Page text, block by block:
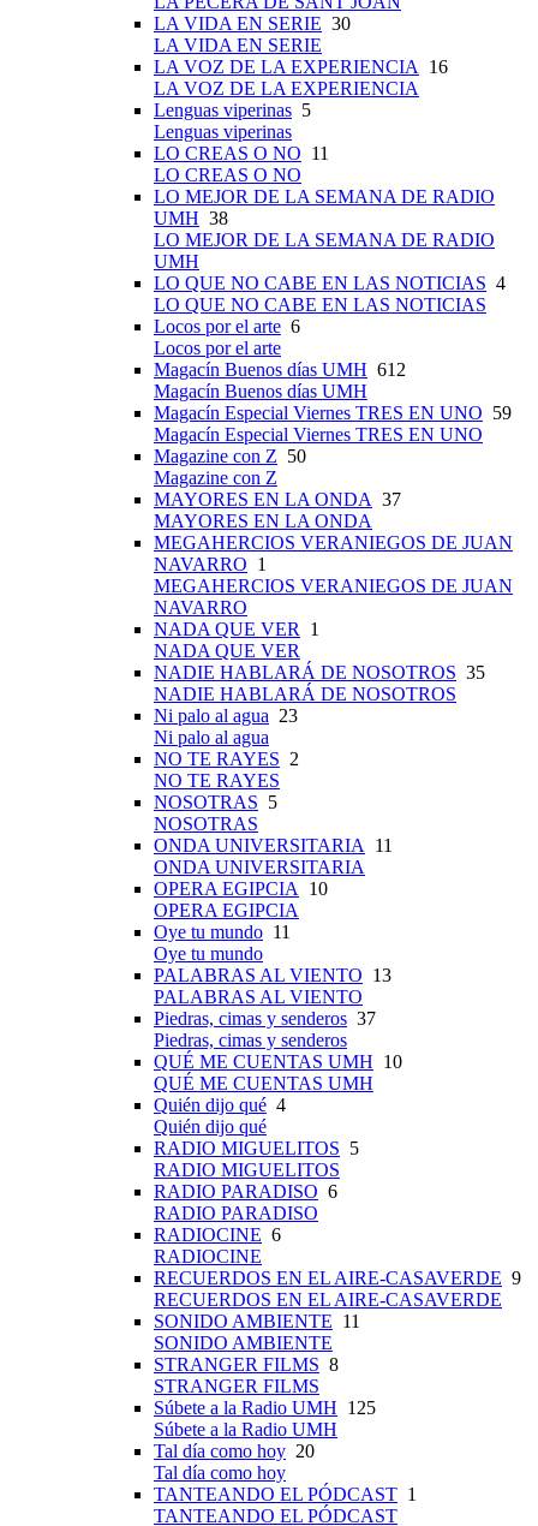
LA VIDA EN SERIE 30
LA VIDA EN SERIE
LA VOZ DE LA EXPERIENCIA
16
LA VOZ DE LA EXPERIENCIA
Lenguas viperinas 5
Lenguas viperinas
LO CREAS O NO 11
LO CREAS O NO
LO MEJOR DE LA SEMANA DE RADIO
UMH 38
LO MEJOR DE LA SEMANA DE RADIO
UMH
LO QUE NO CABE EN LAS NOTICIAS 4
LO QUE NO CABE EN LAS NOTICIAS
Locos por el arte 6
Locos por el arte
Magacín Buenos días UMH 612
Magacín Buenos días UMH
Magacín Especial Viernes TRES EN UNO 59
Magacín Especial Viernes TRES EN UNO
Magazine con Z 50
Magazine con Z
MAYORES EN LA ONDA 37
MAYORES EN LA ONDA
MEGAHERCIOS VERANIEGOS DE JUAN
NAVARRO 1
MEGAHERCIOS VERANIEGOS DE JUAN
NAVARRO
NADA QUE VER
1
NADA QUE VER
NADIE HABLARÁ DE NOSOTROS 35
NADIE HABLARÁ DE NOSOTROS
Ni palo al agua 23
Ni palo al agua
NO TE RAYES 2
NO TE RAYES
NOSOTRAS 5
NOSOTRAS
ONDA UNIVERSITARIA
11
ONDA UNIVERSITARIA
OPERA EGIPCIA
10
OPERA EGIPCIA
Oye tu mundo 11
Oye tu mundo
PALABRAS AL VIENTO 13
PALABRAS AL VIENTO
Piedras, cimas y senderos 37
Piedras, cimas y senderos
QUÉ ME CUENTAS UMH 10
QUÉ ME CUENTAS UMH
Quién dijo qué 4
Quién dijo qué
RADIO MIGUELITOS 5
RADIO MIGUELITOS
RADIO PARADISO 6
RADIO PARADISO
RADIOCINE 6
RADIOCINE
RECUERDOS EN EL AIRE-CASAVERDE 9
RECUERDOS EN EL AIRE-CASAVERDE
SONIDO AMBIENTE 11
SONIDO AMBIENTE
STRANGER FILMS 8
STRANGER FILMS
Súbete a la Radio UMH 125
Súbete a la Radio UMH
Tal día como hoy 20
Tal día como hoy
TANTEANDO EL PÓDCAST 1
TANTEANDO EL PÓDCAST